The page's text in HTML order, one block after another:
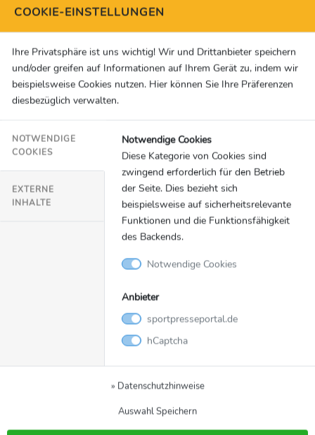
+49 6071 208610
Social Media & Links
AKTUELLE
MELDUNGEN -
BEHINDERTENSPORT
1 Meldungen
COOKIE-EINSTELLUNGEN
Ihre Privatsphäre ist uns wichtig! Wir und Drittanbieter speichern
und/oder greifen auf Informationen auf Ihrem Gerät zu, indem wir
beispielsweise Cookies nutzen. Hier können Sie Ihre Präferenzen
diesbezüglich verwalten.
NOTWENDIGE
COOKIES
EXTERNE
INHALTE
Notwendige Cookies
Diese Kategorie von Cookies sind
zwingend erforderlich für den Betrieb
der Seite. Dies bezieht sich
beispielsweise auf sicherheitsrelevante
Funktionen und die Funktionsfähigkeit
des Backends.
Notwendige Cookies
Anbieter
sportpresseportal.de
hCaptcha
» Datenschutzhinweise
Auswahl Speichern